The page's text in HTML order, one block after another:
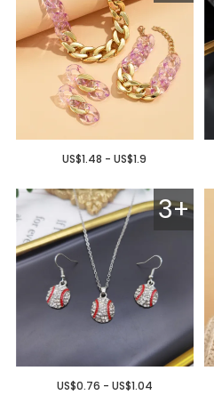
US$1.48 - US$1.9
3+
US$0.76 - US$1.04